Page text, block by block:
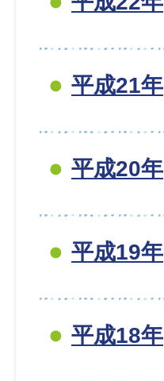
平成21年
平成20年
平成19年
平成18年